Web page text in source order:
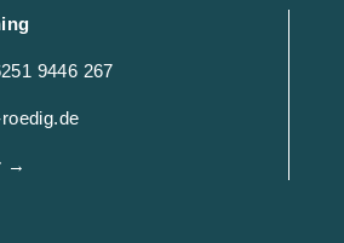
9446 267
→